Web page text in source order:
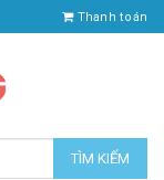
Thanh toán
TÌM KIẾM